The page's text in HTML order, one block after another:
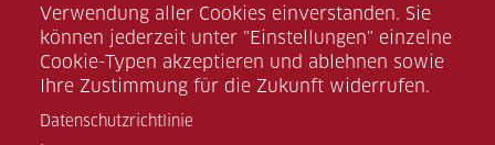
Verwendung aller Cookies einverstanden. Sie
können jederzeit unter "Einstellungen" einzelne
Cookie-Typen akzeptieren und ablehnen sowie
Ihre Zustimmung für die Zukunft widerrufen.
Datenschutzrichtlinie
Linkedin
Xing